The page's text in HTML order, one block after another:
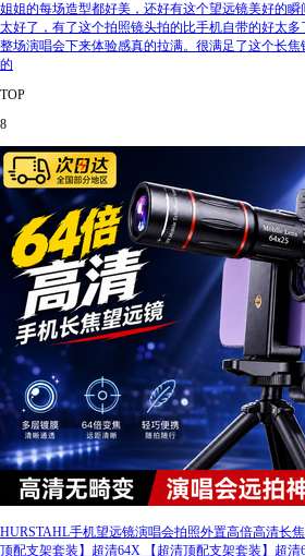
姐姐的每场造型都好美，还好有这个望远镜美好的
太好了，有了这个拍照镜头拍的比手机自带的好太多
整场演唱会下来体验感真的拉满。很满足了这个长
的
TOP
8
HURSTAHL手机望远镜演唱会拍照外置高倍高清长
顶配支架套装】超清64X 【超清顶配支架套装】超清